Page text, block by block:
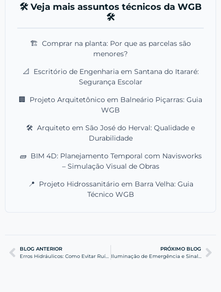
🛠️ Veja mais assuntos técnicos da WGB
🛠️
🏗️ Comprar na planta: Por que as parcelas são
menores?
📐
Escritório de Engenharia em Santana do Itararé:
Segurança Escolar
🏢
Projeto Arquitetônico em Balneário Piçarras: Guia
WGB
🛠️ Arquiteto em São José do Herval: Qualidade e
Durabilidade
🧱 BIM 4D: Planejamento Temporal com Navisworks
– Simulação Visual de Obras
📍 Projeto Hidrossanitário em Barra Velha: Guia
Técnico WGB
BLOG ANTERIOR
Erros Hidráulicos: Como Evitar Ruídos e Perda de Pressão
PRÓXIMO BLOG
Iluminação de Emergência e Sinalização: Segurança e PPCI